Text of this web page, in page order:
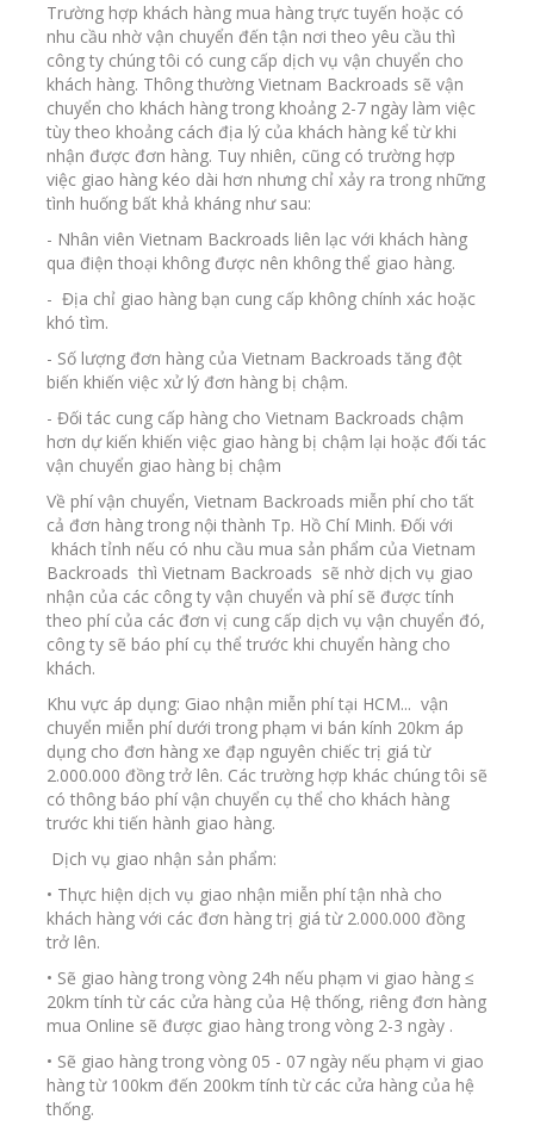
Trường hợp khách hàng mua hàng trực tuyến hoặc có
nhu cầu nhờ vận chuyển đến tận nơi theo yêu cầu thì
công ty chúng tôi có cung cấp dịch vụ vận chuyển cho
khách hàng. Thông thường Vietnam Backroads sẽ vận
chuyển cho khách hàng trong khoảng 2-7 ngày làm việc
tùy theo khoảng cách địa lý của khách hàng kể từ khi
nhận được đơn hàng. Tuy nhiên, cũng có trường hợp
việc giao hàng kéo dài hơn nhưng chỉ xảy ra trong những
tình huống bất khả kháng như sau:
- Nhân viên Vietnam Backroads liên lạc với khách hàng
qua điện thoại không được nên không thể giao hàng.
- Địa chỉ giao hàng bạn cung cấp không chính xác hoặc
khó tìm.
- Số lượng đơn hàng của Vietnam Backroads tăng đột
biến khiến việc xử lý đơn hàng bị chậm.
- Đối tác cung cấp hàng cho Vietnam Backroads chậm
hơn dự kiến khiến việc giao hàng bị chậm lại hoặc đối tác
vận chuyển giao hàng bị chậm
Về phí vận chuyển, Vietnam Backroads miễn phí cho tất
cả đơn hàng trong nội thành Tp. Hồ Chí Minh. Đối với
khách tỉnh nếu có nhu cầu mua sản phẩm của Vietnam
Backroads thì Vietnam Backroads sẽ nhờ dịch vụ giao
nhận của các công ty vận chuyển và phí sẽ được tính
theo phí của các đơn vị cung cấp dịch vụ vận chuyển đó,
công ty sẽ báo phí cụ thể trước khi chuyển hàng cho
khách.
Khu vực áp dụng: Giao nhận miễn phí tại HCM... vận
chuyển miễn phí dưới trong phạm vi bán kính 20km áp
dụng cho đơn hàng xe đạp nguyên chiếc trị giá từ
2.000.000 đồng trở lên. Các trường hợp khác chúng tôi sẽ
có thông báo phí vận chuyển cụ thể cho khách hàng
trước khi tiến hành giao hàng.
Dịch vụ giao nhận sản phẩm:
• Thực hiện dịch vụ giao nhận miễn phí tận nhà cho
khách hàng với các đơn hàng trị giá từ 2.000.000 đồng
trở lên.
• Sẽ giao hàng trong vòng 24h nếu phạm vi giao hàng ≤
20km tính từ các cửa hàng của Hệ thống, riêng đơn hàng
mua Online sẽ được giao hàng trong vòng 2-3 ngày .
• Sẽ giao hàng trong vòng 05 - 07 ngày nếu phạm vi giao
hàng từ 100km đến 200km tính từ các cửa hàng của hệ
thống.